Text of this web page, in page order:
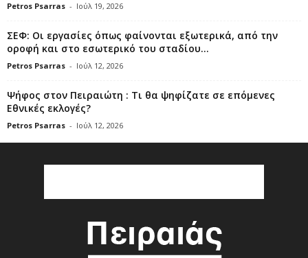
Petros Psarras - Ιούλ 19, 2026
ΣΕΦ: Οι εργασίες όπως φαίνονται εξωτερικά, από την
οροφή και στο εσωτερικό του σταδίου...
Petros Psarras - Ιούλ 12, 2026
Ψήφος στον Πειραιώτη : Τι θα ψηφίζατε σε επόμενες
Εθνικές εκλογές?
Petros Psarras - Ιούλ 12, 2026